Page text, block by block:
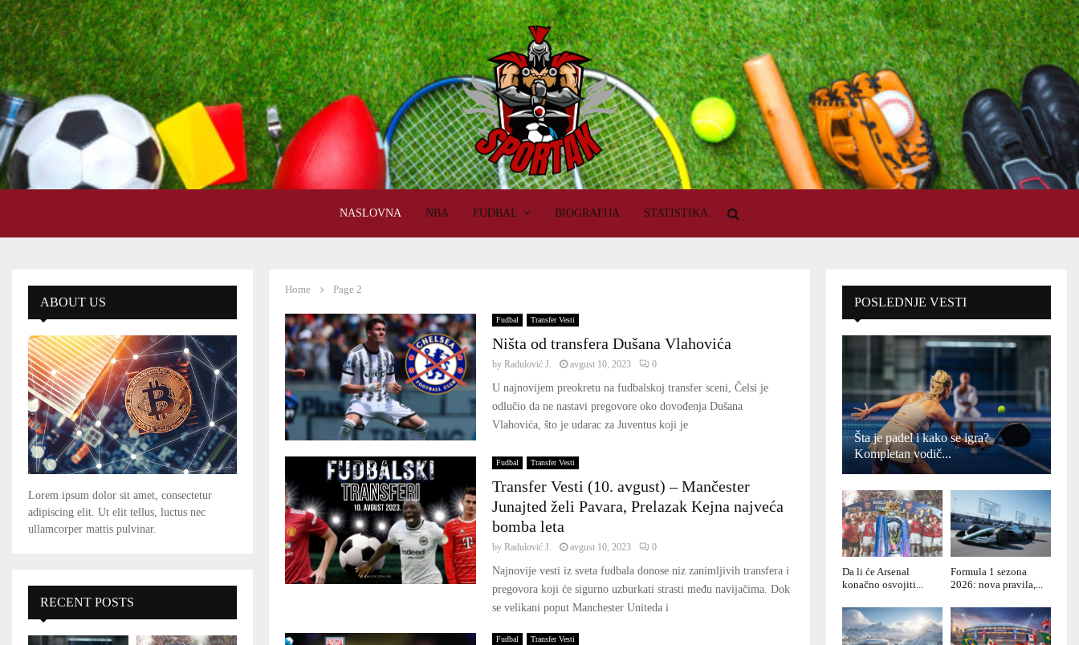
NASLOVNA NBA FUDBAL BIOGRAFIJA STATISTIKA
Home Page 2
Fudbal Transfer Vesti
Ništa od transfera Dušana Vlahovića
by Radulović J. avgust 10, 2023 0
U najnovijem preokretu na fudbalskoj transfer sceni, Čelsi je
odlučio da ne nastavi pregovore oko dovođenja Dušana
Vlahovića, što je udarac za Juventus koji je
Fudbal Transfer Vesti
Transfer Vesti (10. avgust) – Mančester
Junajted želi Pavara, Prelazak Kejna najveća
bomba leta
by Radulović J. avgust 10, 2023 0
Najnovije vesti iz sveta fudbala donose niz zanimljivih transfera i
pregovora koji će sigurno uzburkati strasti među navijačima. Dok
se velikani poput Manchester Uniteda i
Fudbal Transfer Vesti
ABOUT US
Lorem ipsum dolor sit amet, consectetur
adipiscing elit. Ut elit tellus, luctus nec
ullamcorper mattis pulvinar.
RECENT POSTS
POSLEDNJE VESTI
Šta je padel i kako se igra?
Kompletan vodič...
Da li će Arsenal
konačno osvojiti...
Formula 1 sezona
2026: nova pravila,...